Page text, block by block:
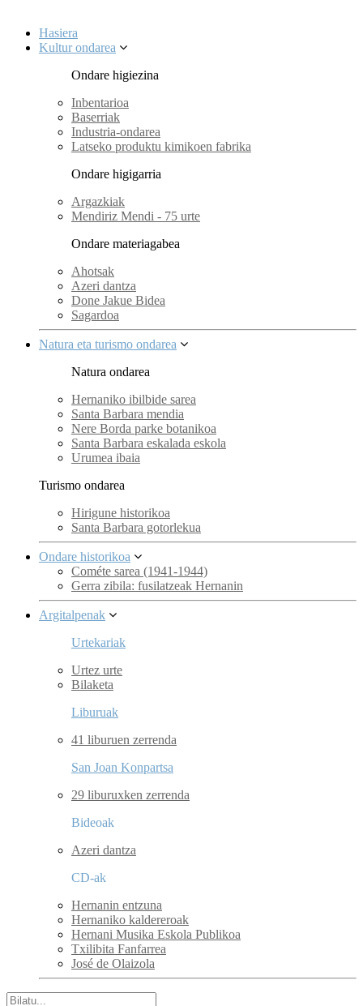
Hasiera
Kultur ondarea
Ondare higiezina
Inbentarioa
Baserriak
Industria-ondarea
Latseko produktu kimikoen fabrika
Ondare higigarria
Argazkiak
Mendiriz Mendi - 75 urte
Ondare materiagabea
Ahotsak
Azeri dantza
Done Jakue Bidea
Sagardoa
Natura eta turismo ondarea
Natura ondarea
Hernaniko ibilbide sarea
Santa Barbara mendia
Nere Borda parke botanikoa
Santa Barbara eskalada eskola
Urumea ibaia
Turismo ondarea
Hirigune historikoa
Santa Barbara gotorlekua
Ondare historikoa
Cométe sarea (1941-1944)
Gerra zibila: fusilatzeak Hernanin
Argitalpenak
Urtekariak
Urtez urte
Bilaketa
Liburuak
41 liburuen zerrenda
San Joan Konpartsa
29 liburuxken zerrenda
Bideoak
Azeri dantza
CD-ak
Hernanin entzuna
Hernaniko kaldereroak
Hernani Musika Eskola Publikoa
Txilibita Fanfarrea
José de Olaizola